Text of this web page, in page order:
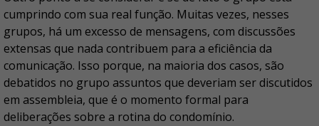
cumprindo com sua real função. Muitas vezes, nesses
grupos, há um excesso de mensagens, com discussões
extensas que nada contribuem para a eficiência da
comunicação. Isso porque, na maioria dos casos, são
debatidos no grupo assuntos que deveriam ser discutidos
em assembleia, que é o momento formal para
deliberações sobre a rotina do condomínio.